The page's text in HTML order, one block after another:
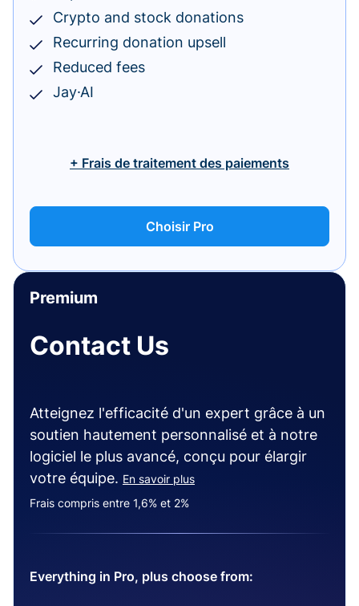
Crypto and stock donations
Recurring donation upsell
Reduced fees
Jay·AI
+ Frais de traitement des paiements
Choisir Pro
Premium
Contact Us
Atteignez l'efficacité d'un expert grâce à un
soutien hautement personnalisé et à notre
logiciel le plus avancé, conçu pour élargir
votre équipe. En savoir plus
Frais compris entre 1,6% et 2%
Everything in Pro, plus choose from: